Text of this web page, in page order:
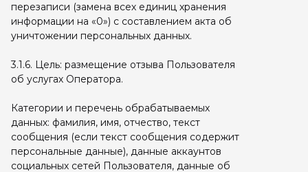
перезаписи (замена всех единиц хранения
информации на «0») с составлением акта об
уничтожении персональных данных.
3.1.6. Цель: размещение отзыва Пользователя
об услугах Оператора.
Категории и перечень обрабатываемых
данных: фамилия, имя, отчество, текст
сообщения (если текст сообщения содержит
персональные данные), данные аккаунтов
социальных сетей Пользователя, данные об